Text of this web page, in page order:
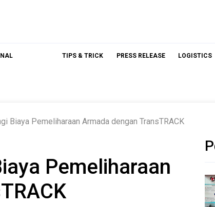
TIPS & TRICK PRESS RELEASE LOGISTICS
Biaya Pemeliharaan Armada dengan TransTRACK
Pemeliharaan